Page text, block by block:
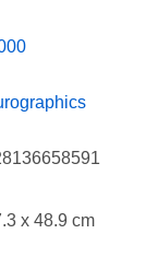
x 48.9 cm